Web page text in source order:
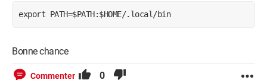
export PATH=$PATH:$HOME/.local/bin
Bonne chance
Commenter 0